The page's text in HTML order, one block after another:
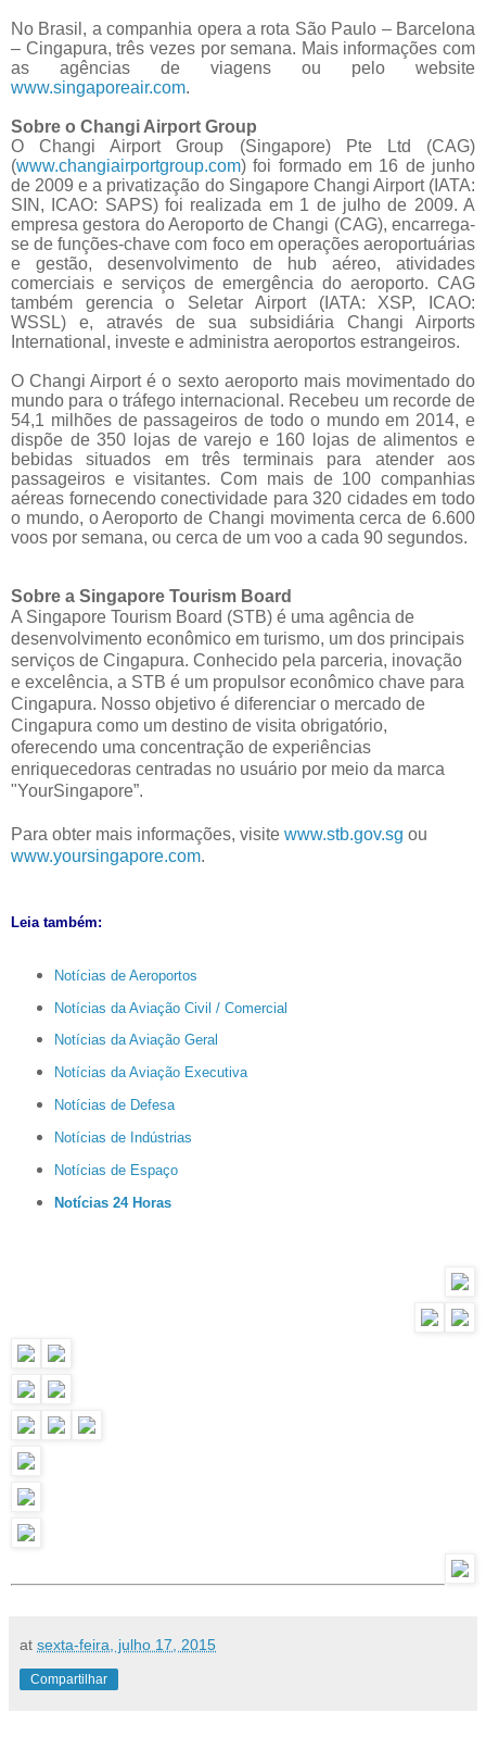
No Brasil, a companhia opera a rota São Paulo – Barcelona
– Cingapura, três vezes por semana. Mais informações com
as agências de viagens ou pelo website
www.singaporeair.com.
Sobre o Changi Airport Group
O Changi Airport Group (Singapore) Pte Ltd (CAG)
(www.changiairportgroup.com) foi formado em 16 de junho
de 2009 e a privatização do Singapore Changi Airport (IATA:
SIN, ICAO: SAPS) foi realizada em 1 de julho de 2009. A
empresa gestora do Aeroporto de Changi (CAG), encarrega-
se de funções-chave com foco em operações aeroportuárias
e gestão, desenvolvimento de hub aéreo, atividades
comerciais e serviços de emergência do aeroporto. CAG
também gerencia o Seletar Airport (IATA: XSP, ICAO:
WSSL) e, através de sua subsidiária Changi Airports
International, investe e administra aeroportos estrangeiros.
O Changi Airport é o sexto aeroporto mais movimentado do
mundo para o tráfego internacional. Recebeu um recorde de
54,1 milhões de passageiros de todo o mundo em 2014, e
dispõe de 350 lojas de varejo e 160 lojas de alimentos e
bebidas situados em três terminais para atender aos
passageiros e visitantes. Com mais de 100 companhias
aéreas fornecendo conectividade para 320 cidades em todo
o mundo, o Aeroporto de Changi movimenta cerca de 6.600
voos por semana, ou cerca de um voo a cada 90 segundos.
Sobre a Singapore Tourism Board
A Singapore Tourism Board (STB) é uma agência de
desenvolvimento econômico em turismo, um dos principais
serviços de Cingapura. Conhecido pela parceria, inovação
e excelência, a STB é um propulsor econômico chave para
Cingapura. Nosso objetivo é diferenciar o mercado de
Cingapura como um destino de visita obrigatório,
oferecendo uma concentração de experiências
enriquecedoras centradas no usuário por meio da marca
"YourSingapore”.
Para obter mais informações, visite www.stb.gov.sg ou
www.yoursingapore.com.
Leia também:
Notícias de Aeroportos
Notícias da Aviação Civil / Comercial
Notícias da Aviação Geral
Notícias da Aviação Executiva
Notícias de Defesa
Notícias de Indústrias
Notícias de Espaço
Notícias 24 Horas
at sexta-feira, julho 17, 2015
Compartilhar